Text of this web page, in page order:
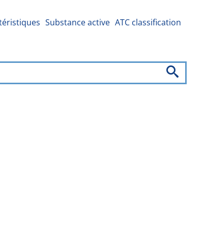
Substance active ATC classification